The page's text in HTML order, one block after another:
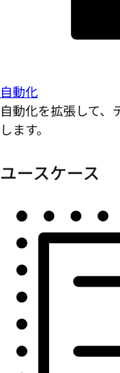
自動化
自動化を拡張して、
します。
ユースケース